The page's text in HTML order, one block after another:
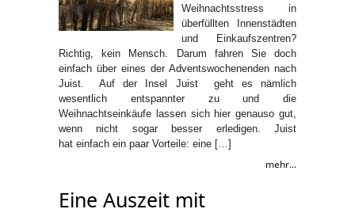
Weihnachtsstress in
überfüllten Innenstädten
und Einkaufszentren?
Richtig, kein Mensch. Darum fahren Sie doch
einfach über eines der Adventswochenenden nach
Juist. Auf der Insel Juist geht es nämlich
wesentlich entspannter zu und die
Weihnachtseinkäufe lassen sich hier genauso gut,
wenn nicht sogar besser erledigen. Juist
hat einfach ein paar Vorteile: eine […]
mehr...
Eine Auszeit mit